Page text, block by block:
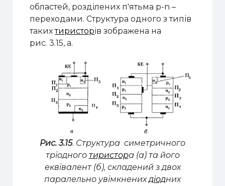
областей, розділених п'ятьма p-n –
переходами. Структура одного з типів
такихтиристорів зображена на
рис. 3.15, а.
Рис. 3.15. Структура симетричного
тріодного тиристора (а) та його
еквівалент (б), складений з двох
паралельно увімкненихдіодних